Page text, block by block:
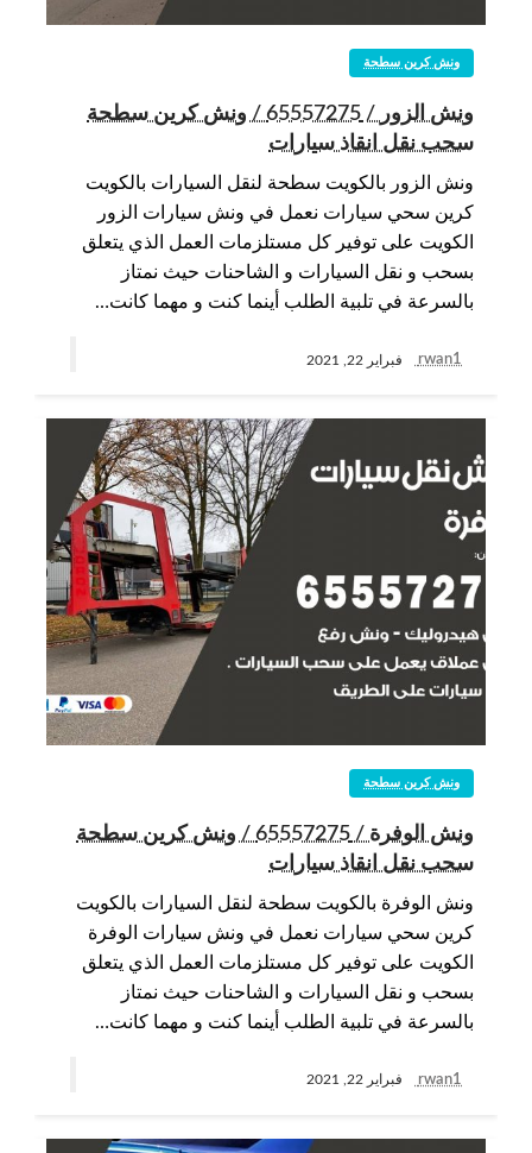
ونش كرين سطحة
ونش الزور / 65557275 / ونش كرين سطحة
سحب نقل انقاذ سيارات
ونش الزور بالكويت سطحة لنقل السيارات بالكويت
كرين سحي سيارات نعمل في ونش سيارات الزور
الكويت على توفير كل مستلزمات العمل الذي يتعلق
بسحب و نقل السيارات و الشاحنات حيث نمتاز
بالسرعة في تلبية الطلب أينما كنت و مهما كانت…
rwan1 فبراير 22, 2021
ونش كرين سطحة
ونش الوفرة / 65557275 / ونش كرين سطحة
سحب نقل انقاذ سيارات
ونش الوفرة بالكويت سطحة لنقل السيارات بالكويت
كرين سحي سيارات نعمل في ونش سيارات الوفرة
الكويت على توفير كل مستلزمات العمل الذي يتعلق
بسحب و نقل السيارات و الشاحنات حيث نمتاز
بالسرعة في تلبية الطلب أينما كنت و مهما كانت…
rwan1 فبراير 22, 2021